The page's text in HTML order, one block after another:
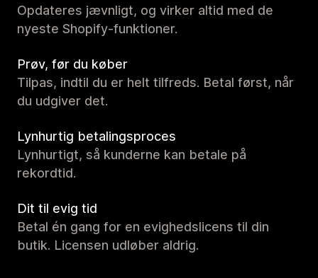
Opdateres jævnligt, og virker altid med de
nyeste Shopify-funktioner.
Prøv, før du køber
Tilpas, indtil du er helt tilfreds. Betal først, når
du udgiver det.
Lynhurtig betalingsproces
Lynhurtigt, så kunderne kan betale på
rekordtid.
Dit til evig tid
Betal én gang for en evighedslicens til din
butik. Licensen udløber aldrig.